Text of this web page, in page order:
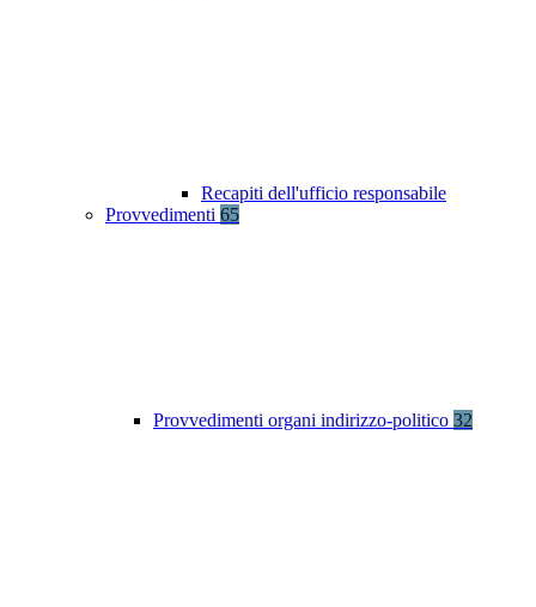
Recapiti dell'ufficio responsabile
Provvedimenti 65
Provvedimenti organi indirizzo-politico 32